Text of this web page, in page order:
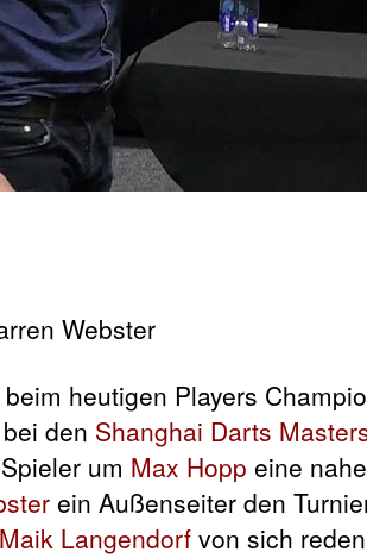
heutigen Players
den Shanghai Darts
um Max Hopp eine
ein Außenseiter den
Maik Langendorf von sich